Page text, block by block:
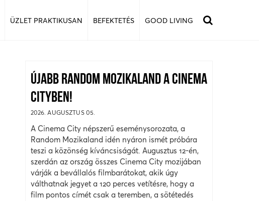
ÜZLET PRAKTIKUSAN BEFEKTETÉS GOOD LIVING
ÚJABB RANDOM MOZIKALAND A CINEMA
CITYBEN!
2026. AUGUSZTUS 05.
A Cinema City népszerű eseménysorozata, a
Random Mozikaland idén nyáron ismét próbára
teszi a közönség kíváncsiságát. Augusztus 12-én,
szerdán az ország összes Cinema City mozijában
várják a bevállalós filmbarátokat, akik úgy
válthatnak jegyet a 120 perces vetítésre, hogy a
film pontos címét csak a teremben, a sötétedés